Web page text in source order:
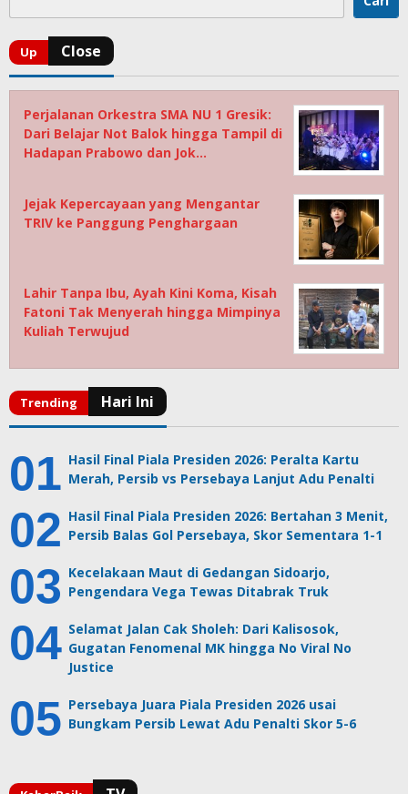
Perjalanan Orkestra SMA NU 1 Gresik:
Dari Belajar Not Balok hingga Tampil di
Hadapan Prabowo dan Jok…
Jejak Kepercayaan yang Mengantar
TRIV ke Panggung Penghargaan
Lahir Tanpa Ibu, Ayah Kini Koma, Kisah
Fatoni Tak Menyerah hingga Mimpinya
Kuliah Terwujud
Hasil Final Piala Presiden 2026: Peralta Kartu
Merah, Persib vs Persebaya Lanjut Adu Penalti
Hasil Final Piala Presiden 2026: Bertahan 3 Menit,
Persib Balas Gol Persebaya, Skor Sementara 1-1
Kecelakaan Maut di Gedangan Sidoarjo,
Pengendara Vega Tewas Ditabrak Truk
Selamat Jalan Cak Sholeh: Dari Kalisosok,
Gugatan Fenomenal MK hingga No Viral No
Justice
Persebaya Juara Piala Presiden 2026 usai
Bungkam Persib Lewat Adu Penalti Skor 5-6